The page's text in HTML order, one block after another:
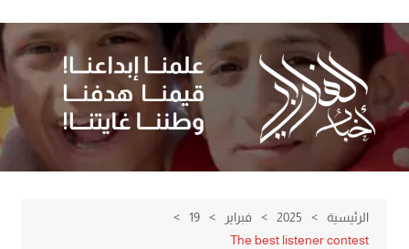
إلى
المحتوى
الرئيسية 2025 فبراير
19
The best listener contest